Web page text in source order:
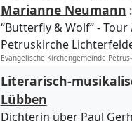
Marianne Neumann :
“Butterfly & Wolf“ -
Petruskirche
Evangelische Kirchengemeinde
Literarisch-
Lübben
Dichterin über Paul